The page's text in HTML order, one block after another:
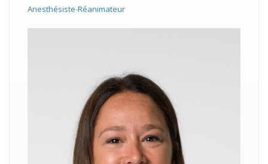
Anesthésiste-Réanimateur